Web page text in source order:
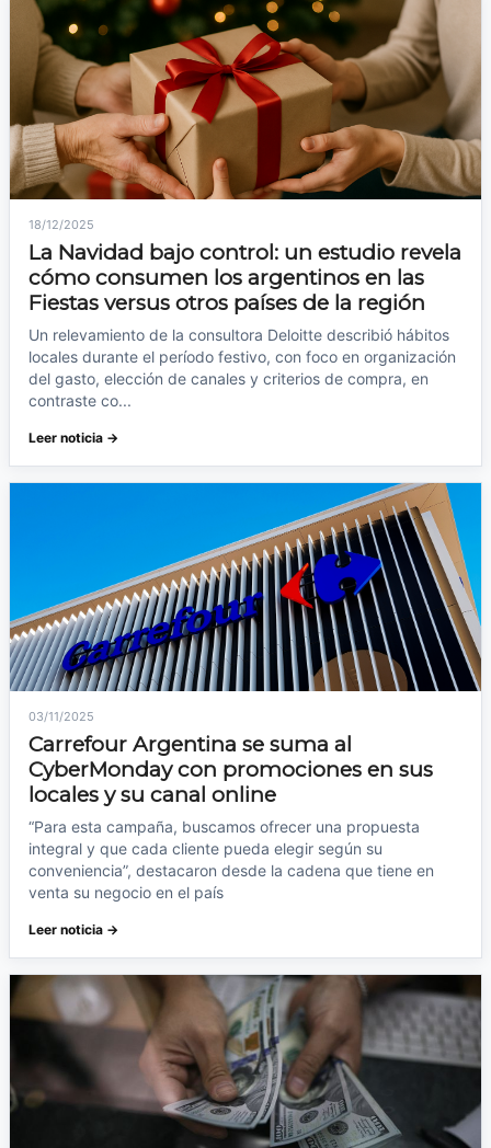
18/12/2025
La Navidad bajo control: un estudio revela
cómo consumen los argentinos en las
Fiestas versus otros países de la región
Un relevamiento de la consultora Deloitte describió hábitos
locales durante el período festivo, con foco en organización
del gasto, elección de canales y criterios de compra, en
contraste co...
Leer noticia →
03/11/2025
Carrefour Argentina se suma al
CyberMonday con promociones en sus
locales y su canal online
“Para esta campaña, buscamos ofrecer una propuesta
integral y que cada cliente pueda elegir según su
conveniencia”, destacaron desde la cadena que tiene en
venta su negocio en el país
Leer noticia →